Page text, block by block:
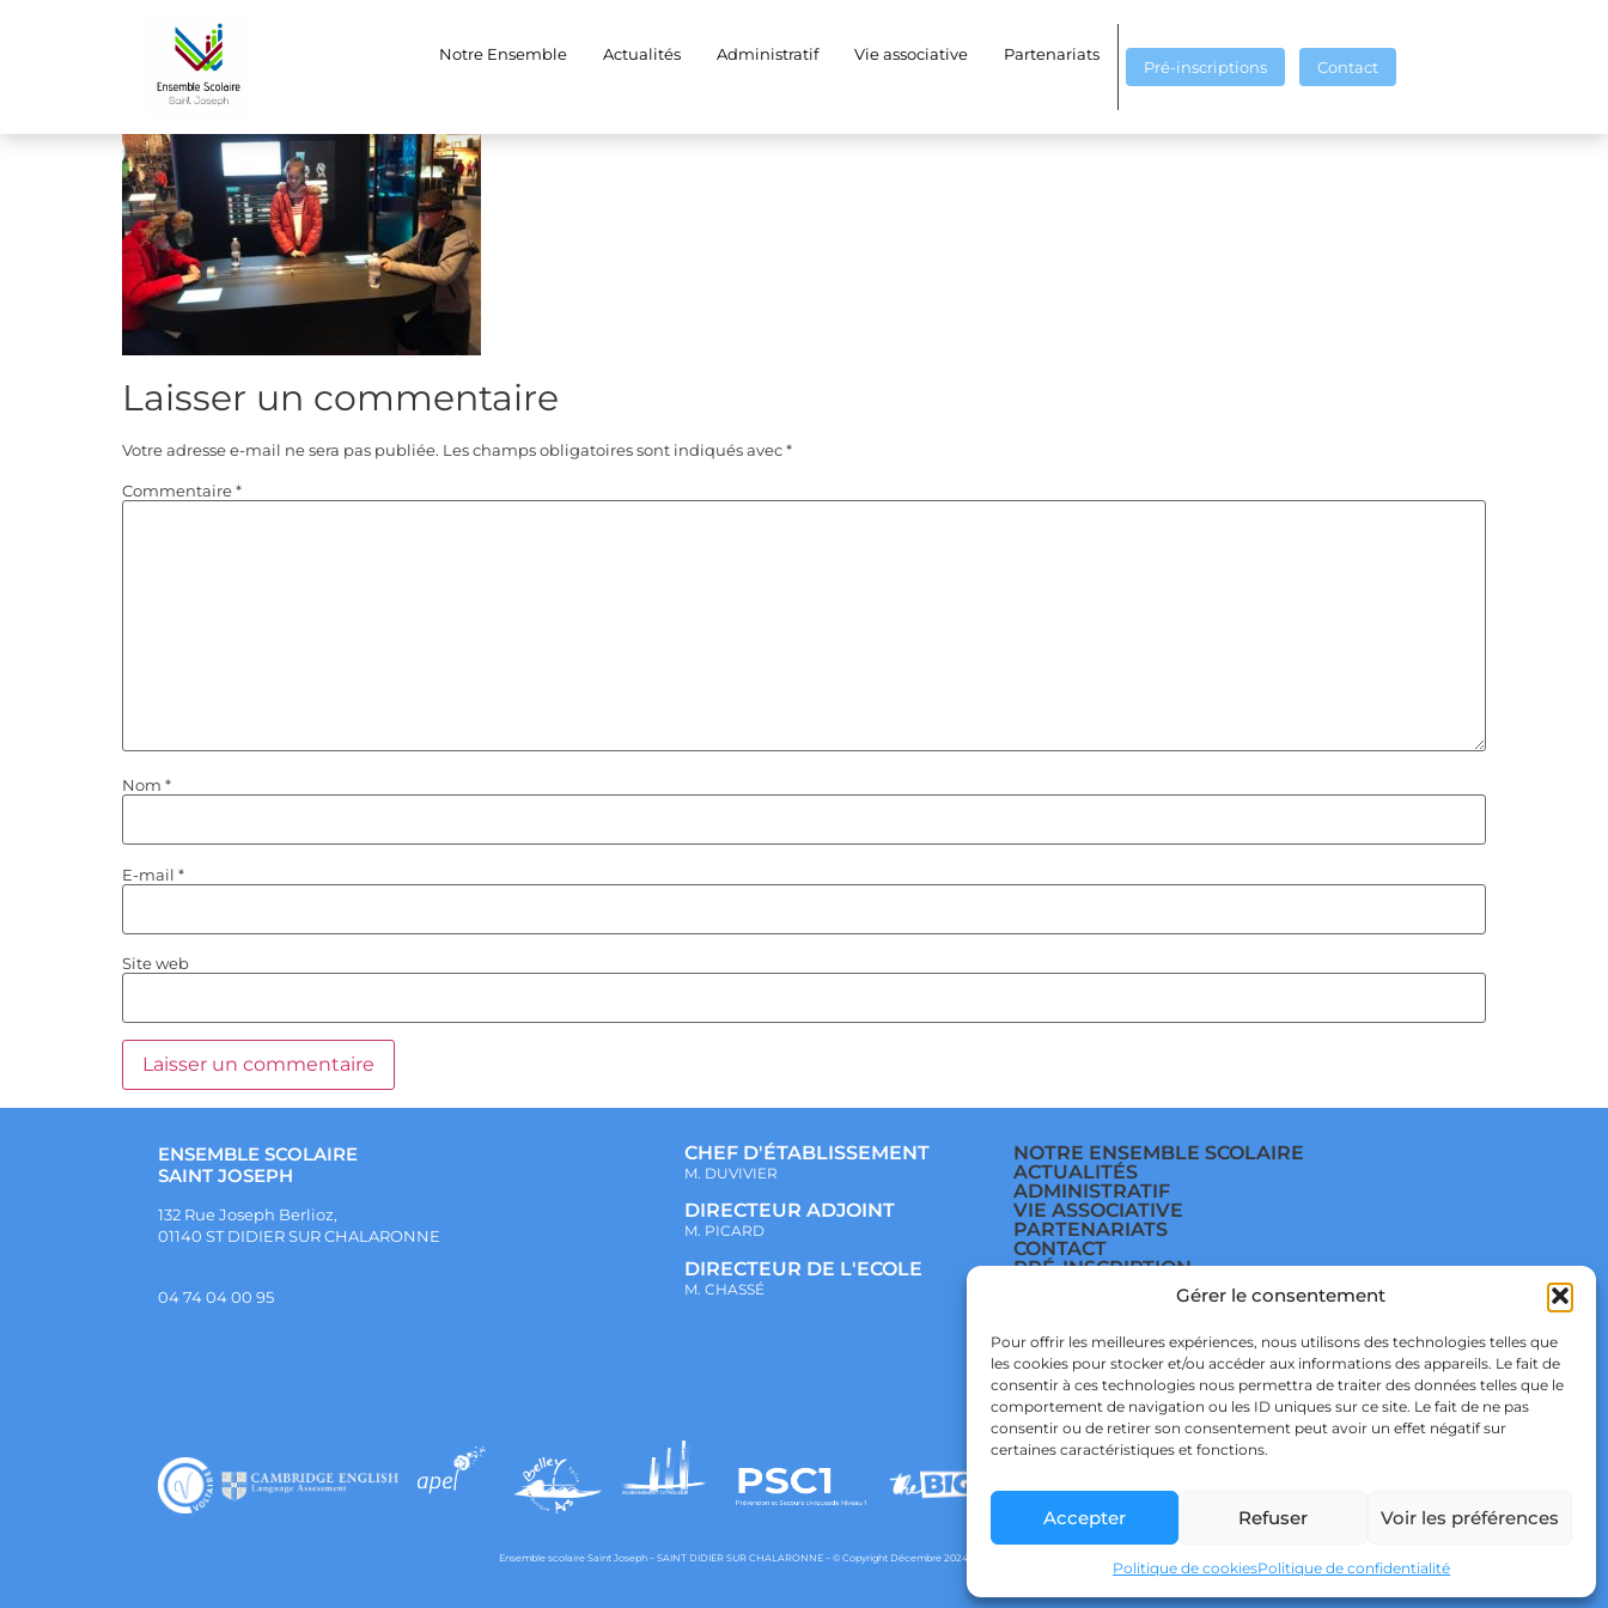
Gérer le consentement
Pour offrir les meilleures expériences, nous utilisons des technologies telles que
les cookies pour stocker et/ou accéder aux informations des appareils. Le fait de
consentir à ces technologies nous permettra de traiter des données telles que le
comportement de navigation ou les ID uniques sur ce site. Le fait de ne pas
consentir ou de retirer son consentement peut avoir un effet négatif sur
certaines caractéristiques et fonctions.
Accepter Refuser Voir les préférences
Politique de cookiesPolitique de confidentialité
Notre Ensemble Actualités Administratif Vie associative Partenariats
Pré-inscriptions Contact
(2)
Laisser un commentaire
Votre adresse e-mail ne sera pas publiée. Les champs obligatoires sont indiqués avec*
Commentaire*
Nom *
E-mail *
Site web
ENSEMBLE SCOLAIRE
SAINT JOSEPH
132 Rue Joseph Berlioz,
01140 ST DIDIER SUR CHALARONNE
04 74 04 00 95
CHEF D'ÉTABLISSEMENT
M. DUVIVIER
DIRECTEUR ADJOINT
M. PICARD
DIRECTEUR DE L'ECOLE
M. CHASSÉ
NOTRE ENSEMBLE SCOLAIRE
ACTUALITÉS
ADMINISTRATIF
VIE ASSOCIATIVE
PARTENARIATS
CONTACT
PRÉ-INSCRIPTION
POLITIQUE DE
CONFIDENTIALITÉ & RGPD
POLITIQUE DE COOKIES
Ensemble scolaire Saint Joseph – SAINT DIDIER SUR CHALARONNE – © Copyright Décembre 2024 – Powered by